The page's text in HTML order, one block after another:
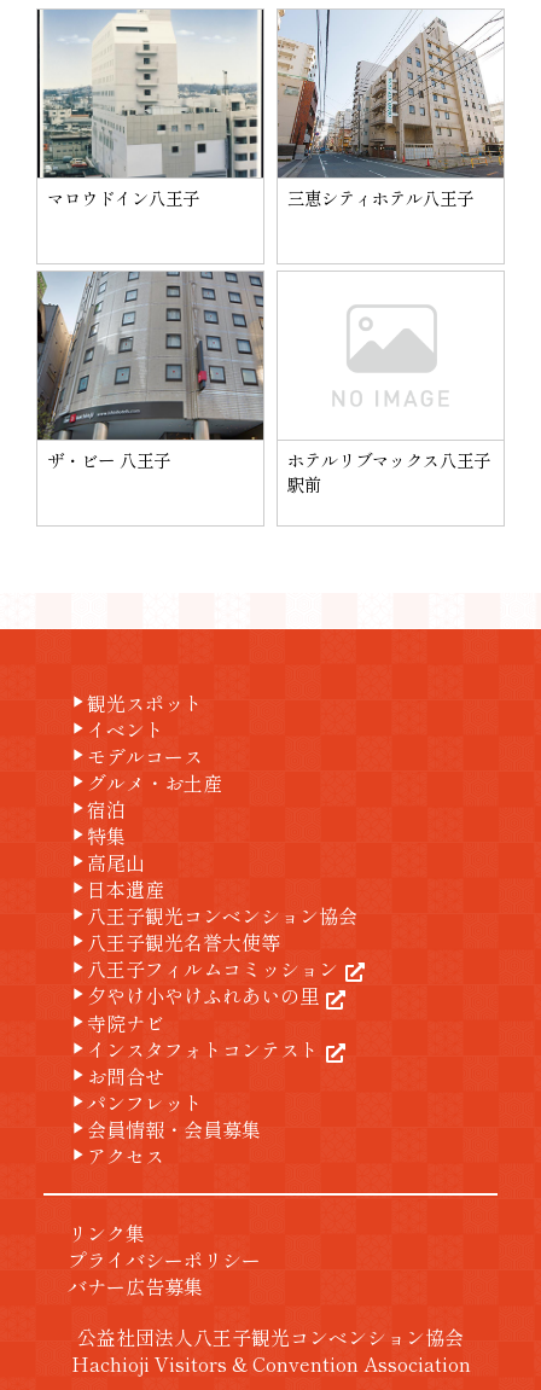
マロウドイン八王子 三恵シティホテル八王子
ザ・ビー 八王子
ホテルリブマックス八王子
駅前
play_arrow観光スポット
play_arrow イベント
play_arrow モデルコース
play_arrow グルメ・お土産
play_arrow宿泊
play_arrow 特集
play_arrow 高尾山
play_arrow 日本遺産
play_arrow 八王子観光コンベンション協会
play_arrow 八王子観光名誉大使等
play_arrow 八王子フィルムコミッション
play_arrow 夕やけ小やけふれあいの里
play_arrow 寺院ナビ
play_arrow インスタフォトコンテスト
play_arrow お問合せ
play_arrowパンフレット
play_arrow 会員情報・会員募集
play_arrow アクセス
リンク集
プライバシーポリシー
バナー広告募集
公益社団法人八王子観光コンベンション協会
Hachioji Visitors & Convention Association